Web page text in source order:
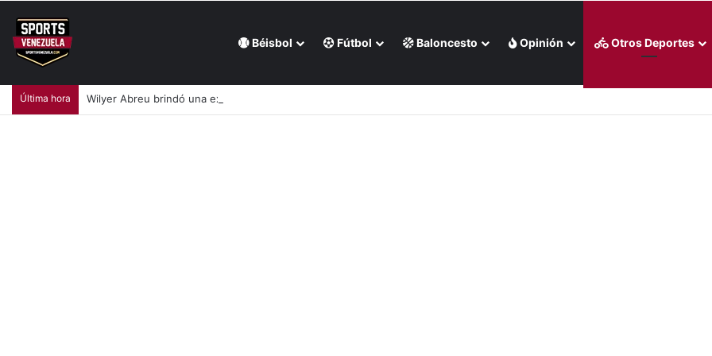
Béisbol Fútbol Baloncesto Opinión Otros Deportes
Última hora Wilyer Abreu brindó una exhibición de fuerza y Medias Rojas apaleó a Medias Blancas (+Video)